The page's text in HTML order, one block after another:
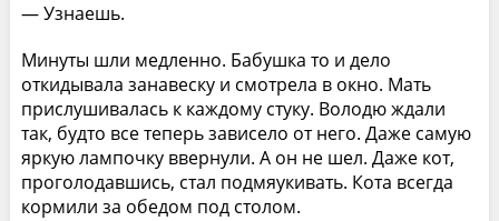
— Узнаешь.
Минуты шли медленно. Бабушка то и дело
откидывала занавеску и смотрела в окно. Мать
прислушивалась к каждому стуку. Володю ждали
так, будто все теперь зависело от него. Даже самую
яркую лампочку ввернули. А он не шел. Даже кот,
проголодавшись, стал подмяукивать. Кота всегда
кормили за обедом под столом.